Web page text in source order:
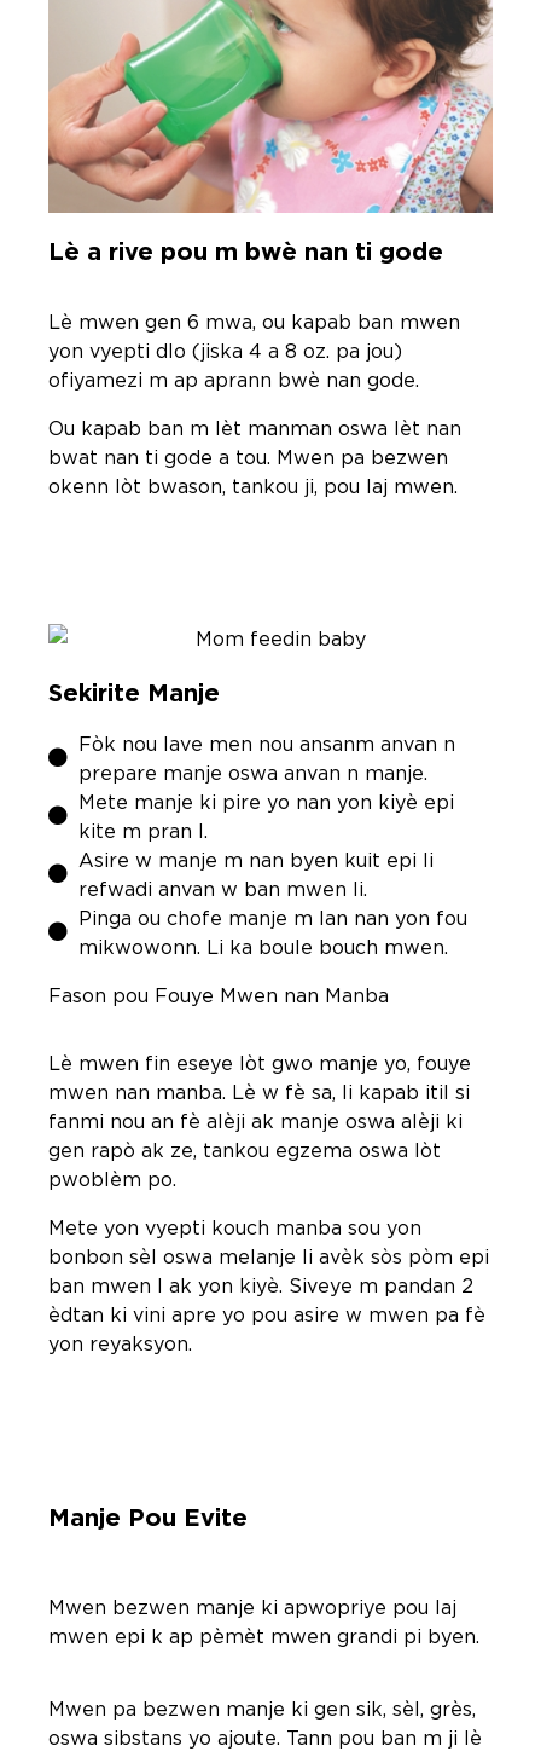
Lè a rive pou m bwè nan ti gode
Lè mwen gen 6 mwa, ou kapab ban mwen
yon vyepti dlo (jiska 4 a 8 oz. pa jou)
ofiyamezi m ap aprann bwè nan gode.
Ou kapab ban m lèt manman oswa lèt nan
bwat nan ti gode a tou. Mwen pa bezwen
okenn lòt bwason, tankou ji, pou laj mwen.
Sekirite Manje
Fòk nou lave men nou ansanm anvan n
prepare manje oswa anvan n manje.
Mete manje ki pire yo nan yon kiyè epi
kite m pran l.
Asire w manje m nan byen kuit epi li
refwadi anvan w ban mwen li.
Pinga ou chofe manje m lan nan yon fou
mikwowonn. Li ka boule bouch mwen.
Fason pou Fouye Mwen nan Manba
Lè mwen fin eseye lòt gwo manje yo, fouye
mwen nan manba. Lè w fè sa, li kapab itil si
fanmi nou an fè alèji ak manje oswa alèji ki
gen rapò ak ze, tankou egzema oswa lòt
pwoblèm po.
Mete yon vyepti kouch manba sou yon
bonbon sèl oswa melanje li avèk sòs pòm epi
ban mwen l ak yon kiyè. Siveye m pandan 2
èdtan ki vini apre yo pou asire w mwen pa fè
yon reyaksyon.
Manje Pou Evite
Mwen bezwen manje ki apwopriye pou laj
mwen epi k ap pèmèt mwen grandi pi byen.
Mwen pa bezwen manje ki gen sik, sèl, grès,
oswa sibstans yo ajoute. Tann pou ban m ji lè